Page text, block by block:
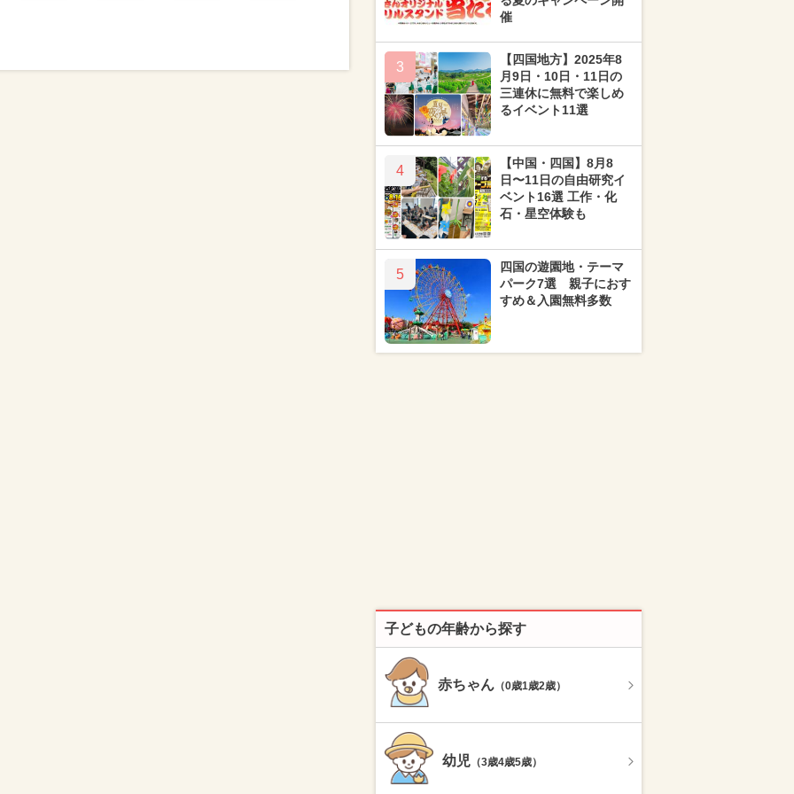
催
3
【四国地方】2025年8
月9日・10日・11日の
三連休に無料で楽しめ
るイベント11選
4
【中国・四国】8月8
日〜11日の自由研究イ
ベント16選 工作・化
石・星空体験も
5
四国の遊園地・テーマ
パーク7選 親子におす
すめ＆入園無料多数
子どもの年齢から探す
赤ちゃん （0歳1歳2歳）
幼児 （3歳4歳5歳）